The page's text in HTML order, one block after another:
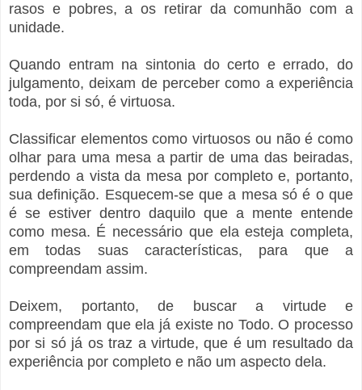
rasos e pobres, a os retirar da comunhão com a
unidade.
Quando entram na sintonia do certo e errado, do
julgamento, deixam de perceber como a experiência
toda, por si só, é virtuosa.
Classificar elementos como virtuosos ou não é como
olhar para uma mesa a partir de uma das beiradas,
perdendo a vista da mesa por completo e, portanto,
sua definição. Esquecem-se que a mesa só é o que
é se estiver dentro daquilo que a mente entende
como mesa. É necessário que ela esteja completa,
em todas suas características, para que a
compreendam assim.
Deixem, portanto, de buscar a virtude e
compreendam que ela já existe no Todo. O processo
por si só já os traz a virtude, que é um resultado da
experiência por completo e não um aspecto dela.